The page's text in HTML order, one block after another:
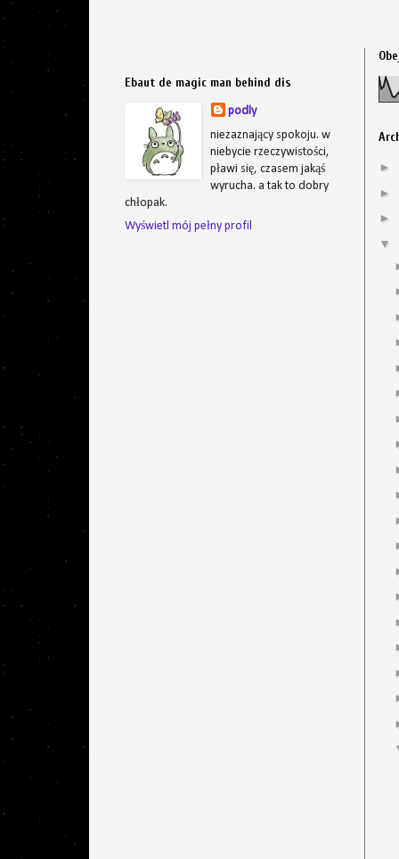
Ebaut de magic man behind dis
podly
niezaznający spokoju. w
niebycie rzeczywistości,
pławi się, czasem jakąś
wyrucha. a tak to dobry
chłopak.
Wyświetl mój pełny profil
►
►
►
▼